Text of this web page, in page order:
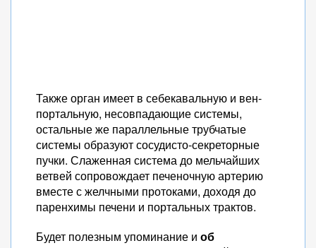
Также орган имеет в себекавальную и вен-
портальную, несовпадающие системы,
остальные же параллельные трубчатые
системы образуют сосудисто-секреторные
пучки. Слаженная система до мельчайших
ветвей сопровождает печеночную артерию
вместе с желчными протоками, доходя до
паренхимы печени и портальных трактов.
Будет полезным упоминание и об